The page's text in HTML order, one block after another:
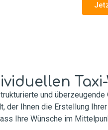
und
Ihnen die Erstellung
Ihre Wünsche im